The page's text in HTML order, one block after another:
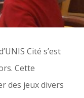
Cité s’est
Cette
des jeux divers